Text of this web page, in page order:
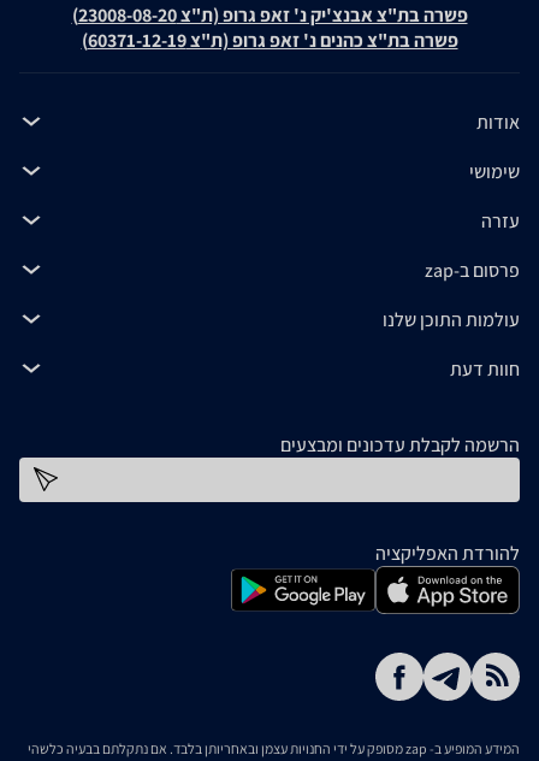
פשרה בת"צ אבנצ'יק נ' זאפ גרופ (ת"צ 23008-08-20)
פשרה בת"צ כהנים נ' זאפ גרופ (ת"צ 60371-12-19)
אודות
שימושי
עזרה
פרסום ב-zap
עולמות התוכן שלנו
חוות דעת
הרשמה לקבלת עדכונים ומבצעים
להורדת האפליקציה
המידע המופיע ב- zap מסופק על ידי החנויות עצמן ובאחריותן בלבד. אם נתקלתם בבעיה כלשהי